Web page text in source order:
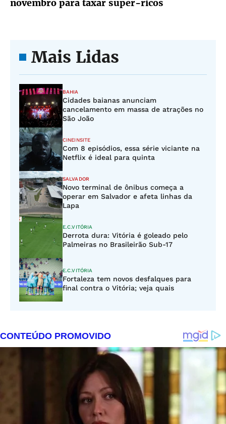
novembro para taxar super-ricos
Mais Lidas
BAHIA
Cidades baianas anunciam
cancelamento em massa de atrações no
São João
CINEINSITE
Com 8 episódios, essa série viciante na
Netflix é ideal para quinta
SALVADOR
Novo terminal de ônibus começa a
operar em Salvador e afeta linhas da
Lapa
E.C.VITÓRIA
Derrota dura: Vitória é goleado pelo
Palmeiras no Brasileirão Sub-17
E.C.VITÓRIA
Fortaleza tem novos desfalques para
final contra o Vitória; veja quais